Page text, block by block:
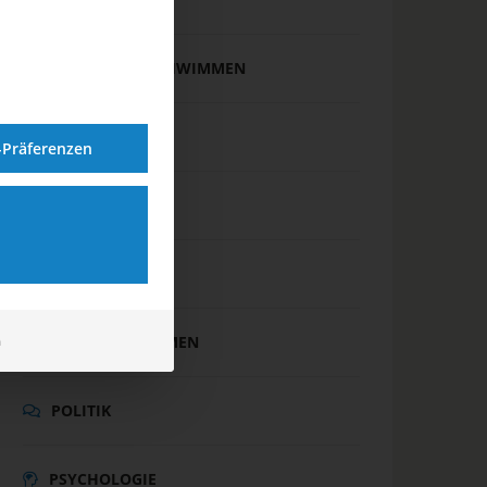
FREIWASSERSCHWIMMEN
PARA SCHWIMMEN
POLITIK
PSYCHOLOGIE